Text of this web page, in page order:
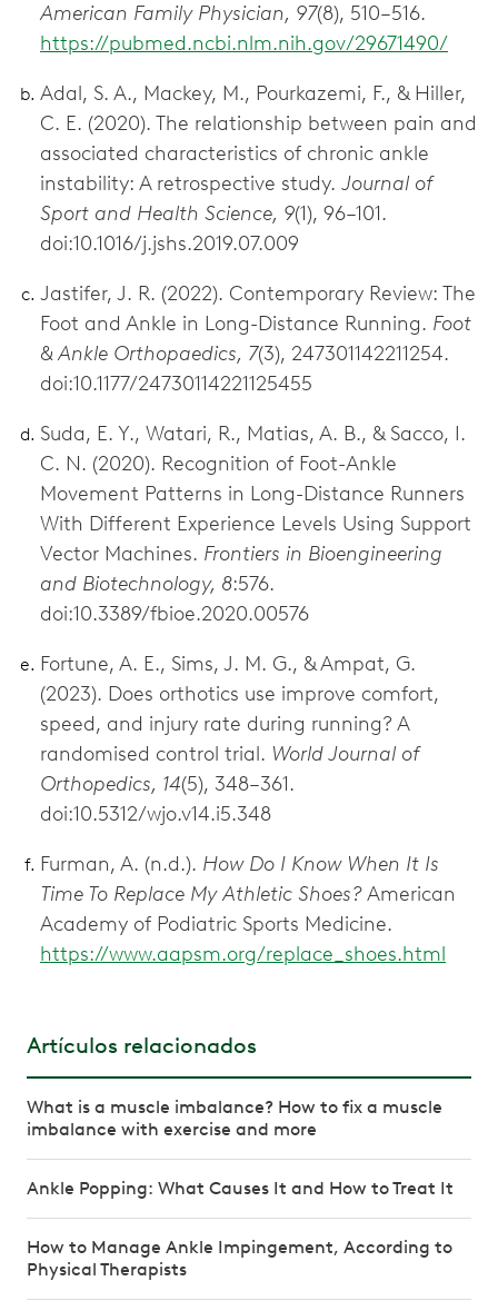
American Family Physician, 97(8), 510–516.
https://pubmed.ncbi.nlm.nih.gov/29671490/
Adal, S. A., Mackey, M., Pourkazemi, F., & Hiller,
C. E. (2020). The relationship between pain and
associated characteristics of chronic ankle
instability: A retrospective study. Journal of
Sport and Health Science, 9(1), 96–101.
doi:10.1016/j.jshs.2019.07.009
Jastifer, J. R. (2022). Contemporary Review: The
Foot and Ankle in Long-Distance Running. Foot
& Ankle Orthopaedics, 7(3), 247301142211254.
doi:10.1177/24730114221125455
Suda, E. Y., Watari, R., Matias, A. B., & Sacco, I.
C. N. (2020). Recognition of Foot-Ankle
Movement Patterns in Long-Distance Runners
With Different Experience Levels Using Support
Vector Machines. Frontiers in Bioengineering
and Biotechnology, 8:576.
doi:10.3389/fbioe.2020.00576
Fortune, A. E., Sims, J. M. G., & Ampat, G.
(2023). Does orthotics use improve comfort,
speed, and injury rate during running? A
randomised control trial. World Journal of
Orthopedics, 14(5), 348–361.
doi:10.5312/wjo.v14.i5.348
Furman, A. (n.d.). How Do I Know When It Is
Time To Replace My Athletic Shoes?American
Academy of Podiatric Sports Medicine.
https://www.aapsm.org/replace_shoes.html
Artículos relacionados
What is a muscle imbalance? How to fix a muscle
imbalance with exercise and more
Ankle Popping: What Causes It and How to Treat It
How to Manage Ankle Impingement, According to
Physical Therapists